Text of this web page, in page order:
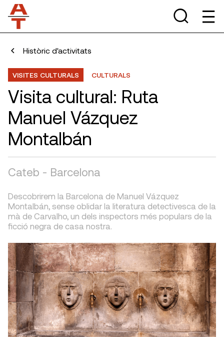
Històric d'activitats
VISITES CULTURALS CULTURALS
Visita cultural: Ruta
Manuel Vázquez
Montalbán
Cateb - Barcelona
Descobrirem la Barcelona de Manuel Vázquez
Montalbán, sense oblidar la literatura detectivesca de la
mà de Carvalho, un dels inspectors més populars de la
ficció negra de casa nostra.